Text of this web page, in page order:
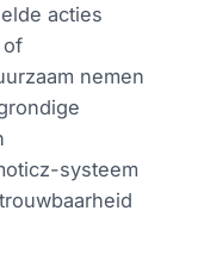
acties
of
nemen
systeem